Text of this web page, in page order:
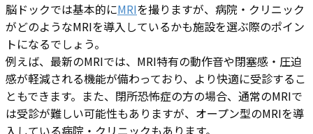
脳ドックでは基本的にMRIを撮りますが、病院・クリニック
がどのようなMRIを導入しているかも施設を選ぶ際のポイン
トになるでしょう。
例えば、​最新のMRIでは、MRI特有の動作音や閉塞感・圧迫
感が軽減される機能が備わっており、より快適に受診するこ
ともできます。また、閉所恐怖症の方の場合、通常のMRIで
は受診が難しい可能性もありますが、オープン型のMRIを導
入している病院・クリニックもあります。